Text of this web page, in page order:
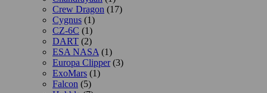
Crew Dragon (17)
Cygnus (1)
CZ-6C (1)
DART (2)
ESA NASA (1)
Europa Clipper(3)
ExoMars (1)
Falcon (5)